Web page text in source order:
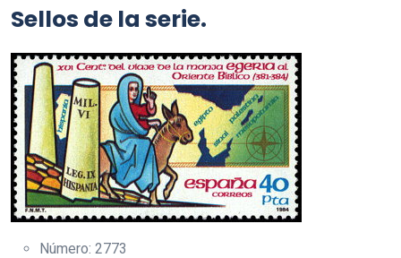
Sellos de la serie.
Número: 2773